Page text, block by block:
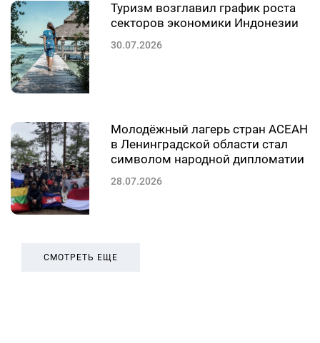
Туризм возглавил график роста
секторов экономики Индонезии
30.07.2026
Молодёжный лагерь стран АСЕАН
в Ленинградской области стал
символом народной дипломатии
28.07.2026
СМОТРЕТЬ ЕЩЕ